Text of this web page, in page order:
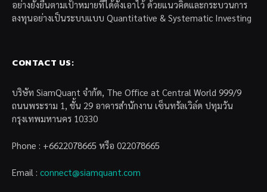
อย่างยั่งยืนตามเป้าหมายที่ได้ตั้งเอาไว้ ด้วยแนวคิดและกระบวนการ
ลงทุนอย่างเป็นระบบแบบ Quantitative & Systematic Investing
CONTACT US:
บริษัท SiamQuant จำกัด, The Office at Central World 999/9
ถนนพระราม 1, ชั้น 29 อาคารสำนักงาน เซ็นทรัลเวิล์ด ปทุมวัน
กรุงเทพมหานคร 10330
Phone : +6622078665 หรือ 022078665
Email : connect@siamquant.com